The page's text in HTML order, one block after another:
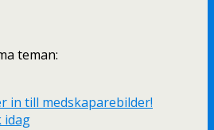
teman:
in till medskaparebilder!
idag